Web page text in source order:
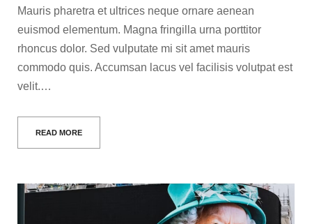
Mauris pharetra et ultrices neque ornare aenean
euismod elementum. Magna fringilla urna porttitor
rhoncus dolor. Sed vulputate mi sit amet mauris
commodo quis. Accumsan lacus vel facilisis volutpat est
velit.…
READ MORE